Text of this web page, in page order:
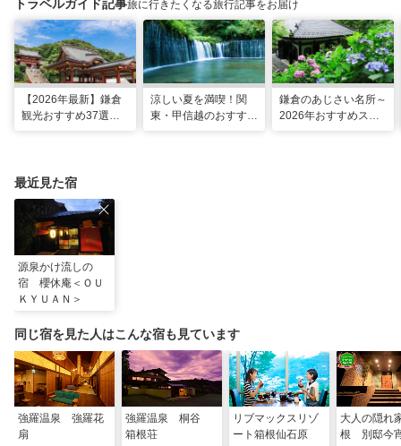
トラベルガイド記事旅に行きたくなる旅行記事をお届け
【2026年最新】鎌倉
観光おすすめ37選！
涼しい夏を満喫！関
東・甲信越のおすすめ
鎌倉のあじさい名所～
2026年おすすめスポ
最近見た宿
源泉かけ流しの
宿 櫻休庵＜ＯＵ
ＫＹＵＡＮ＞
同じ宿を見た人はこんな宿も見ています
強羅温泉 強羅花
扇
強羅温泉 桐谷
箱根荘
リブマックスリゾ
ート箱根仙石原
大人の隠
根 別邸今